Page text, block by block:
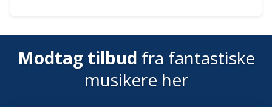
Modtag tilbud fra fantastiske
musikere her